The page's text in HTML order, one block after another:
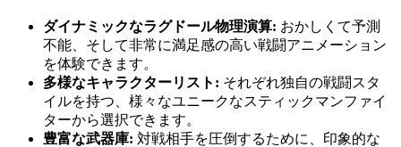
ダイナミックなラグドール物理演算: おかしくて予測
不能、そして非常に満足感の高い戦闘アニメーション
を体験できます。
多様なキャラクターリスト: それぞれ独自の戦闘スタ
イルを持つ、様々なユニークなスティックマンファイ
ターから選択できます。
豊富な武器庫: 対戦相手を圧倒するために、印象的な